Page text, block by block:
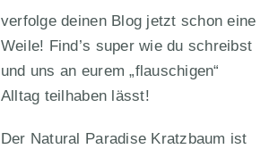
verfolge deinen Blog jetzt schon eine
Weile! Find’s super wie du schreibst
und uns an eurem „flauschigen“
Alltag teilhaben lässt!
Der Natural Paradise Kratzbaum ist